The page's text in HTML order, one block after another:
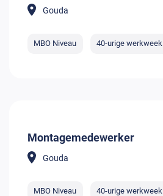
Gouda
MBO Niveau 40-urige werkweek
Montagemedewerker
Gouda
MBO Niveau 40-urige werkweek